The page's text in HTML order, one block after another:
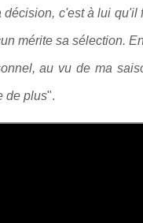
c'est à lui
mérite sa sélection.
au vu de ma
de plus".